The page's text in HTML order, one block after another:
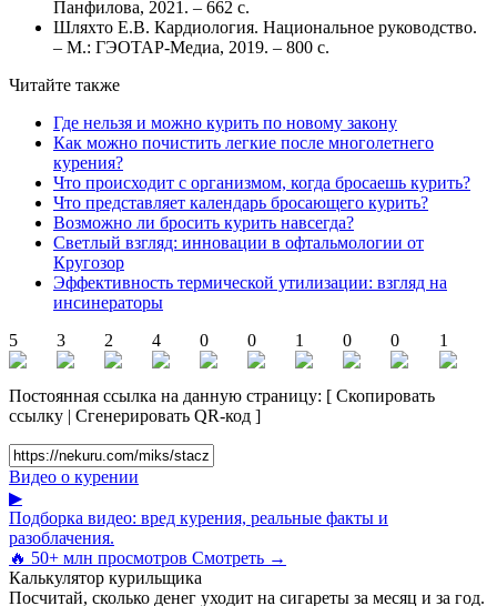
Панфилова, 2021. – 662 с.
Шляхто Е.В. Кардиология. Национальное руководство.
– М.: ГЭОТАР-Медиа, 2019. – 800 с.
Читайте также
Где нельзя и можно курить по новому закону
Как можно почистить легкие после многолетнего
курения?
Что происходит с организмом, когда бросаешь курить?
Что представляет календарь бросающего курить?
Возможно ли бросить курить навсегда?
Светлый взгляд: инновации в офтальмологии от
Кругозор
Эффективность термической утилизации: взгляд на
инсинераторы
5
3 2 4 0 0 1 0 0 1
Постоянная ссылка на данную страницу: [ Скопировать
ссылку | Сгенерировать QR-код ]
Видео о курении
▶
Подборка видео: вред курения, реальные факты и
разоблачения.
🔥 50+ млн просмотров Смотреть →
Калькулятор курильщика
Посчитай, сколько денег уходит на сигареты за месяц и за год.